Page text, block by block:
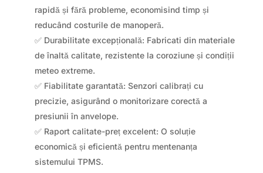
rapidă și fără probleme, economisind timp și
reducând costurile de manoperă.
✅ Durabilitate excepțională: Fabricati din materiale
de înaltă calitate, rezistente la coroziune și condiții
meteo extreme.
✅ Fiabilitate garantată: Senzori calibrați cu
precizie, asigurând o monitorizare corectă a
presiunii în anvelope.
✅ Raport calitate-preț excelent: O soluție
economică și eficientă pentru mentenanța
sistemului TPMS.